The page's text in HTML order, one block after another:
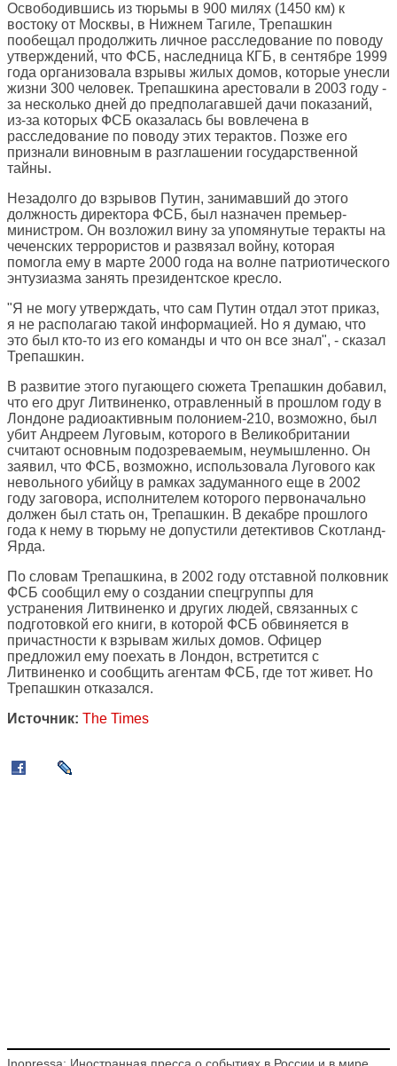
Освободившись из тюрьмы в 900 милях (1450 км) к
востоку от Москвы, в Нижнем Тагиле, Трепашкин
пообещал продолжить личное расследование по поводу
утверждений, что ФСБ, наследница КГБ, в сентябре 1999
года организовала взрывы жилых домов, которые унесли
жизни 300 человек. Трепашкина арестовали в 2003 году -
за несколько дней до предполагавшей дачи показаний,
из-за которых ФСБ оказалась бы вовлечена в
расследование по поводу этих терактов. Позже его
признали виновным в разглашении государственной
тайны.
Незадолго до взрывов Путин, занимавший до этого
должность директора ФСБ, был назначен премьер-
министром. Он возложил вину за упомянутые теракты на
чеченских террористов и развязал войну, которая
помогла ему в марте 2000 года на волне патриотического
энтузиазма занять президентское кресло.
"Я не могу утверждать, что сам Путин отдал этот приказ,
я не располагаю такой информацией. Но я думаю, что
это был кто-то из его команды и что он все знал", - сказал
Трепашкин.
В развитие этого пугающего сюжета Трепашкин добавил,
что его друг Литвиненко, отравленный в прошлом году в
Лондоне радиоактивным полонием-210, возможно, был
убит Андреем Луговым, которого в Великобритании
считают основным подозреваемым, неумышленно. Он
заявил, что ФСБ, возможно, использовала Лугового как
невольного убийцу в рамках задуманного еще в 2002
году заговора, исполнителем которого первоначально
должен был стать он, Трепашкин. В декабре прошлого
года к нему в тюрьму не допустили детективов Скотланд-
Ярда.
По словам Трепашкина, в 2002 году отставной полковник
ФСБ сообщил ему о создании спецгруппы для
устранения Литвиненко и других людей, связанных с
подготовкой его книги, в которой ФСБ обвиняется в
причастности к взрывам жилых домов. Офицер
предложил ему поехать в Лондон, встретится с
Литвиненко и сообщить агентам ФСБ, где тот живет. Но
Трепашкин отказался.
Источник: The Times